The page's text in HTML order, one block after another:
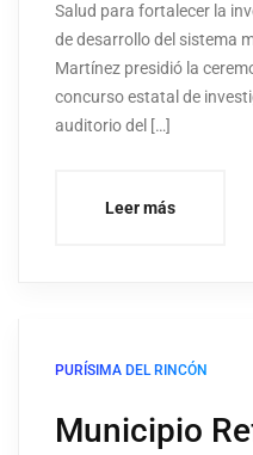
Salud para fortalecer la
de desarrollo del sistema
Martínez presidió la
concurso estatal de
auditorio del […]
Leer más
PURÍSIMA DEL RINCÓN
Municipio